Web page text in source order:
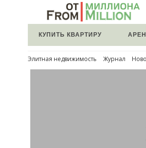
КУПИТЬ КВАРТИРУ
Элитная недвижимость Журнал